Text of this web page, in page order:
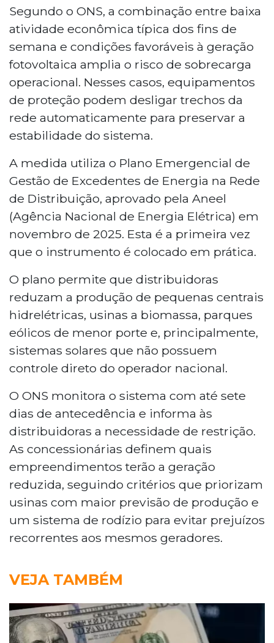
Segundo o ONS, a combinação entre baixa
atividade econômica típica dos fins de
semana e condições favoráveis à geração
fotovoltaica amplia o risco de sobrecarga
operacional. Nesses casos, equipamentos
de proteção podem desligar trechos da
rede automaticamente para preservar a
estabilidade do sistema.
A medida utiliza o Plano Emergencial de
Gestão de Excedentes de Energia na Rede
de Distribuição, aprovado pela Aneel
(Agência Nacional de Energia Elétrica) em
novembro de 2025. Esta é a primeira vez
que o instrumento é colocado em prática.
O plano permite que distribuidoras
reduzam a produção de pequenas centrais
hidrelétricas, usinas a biomassa, parques
eólicos de menor porte e, principalmente,
sistemas solares que não possuem
controle direto do operador nacional.
O ONS monitora o sistema com até sete
dias de antecedência e informa às
distribuidoras a necessidade de restrição.
As concessionárias definem quais
empreendimentos terão a geração
reduzida, seguindo critérios que priorizam
usinas com maior previsão de produção e
um sistema de rodízio para evitar prejuízos
recorrentes aos mesmos geradores.
VEJA TAMBÉM